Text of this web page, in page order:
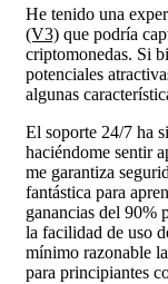
He tenido una
(V3) que podría
criptomonedas. Si
potenciales
algunas
El soporte 24/7 ha
haciéndome sentir
me garantiza
fantástica para
ganancias del 90%
la facilidad de uso
mínimo razonable
para principiantes